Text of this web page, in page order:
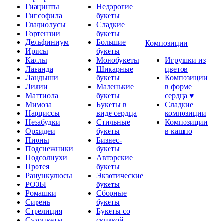
Гиацинты
Гипсофила
Гладиолусы
Гортензии
Дельфиниум
Ирисы
Каллы
Лаванда
Ландыши
Лилии
Маттиола
Мимоза
Нарциссы
Незабудки
Орхидеи
Пионы
Подснежники
Подсолнухи
Протея
Ранункулюсы
РОЗЫ
Ромашки
Сирень
Стрелиция
Недорогие
букеты
Сладкие
букеты
Большие
букеты
Монобукеты
Шикарные
букеты
Маленькие
букеты
Букеты в
виде сердца
Стильные
букеты
Бизнес-
букеты
Авторские
букеты
Экзотические
букеты
Сборные
букеты
Букеты со
Композиции
Игрушки из
цветов
Композиции
в форме
сердца ♥
Сладкие
композиции
Композиции
в кашпо